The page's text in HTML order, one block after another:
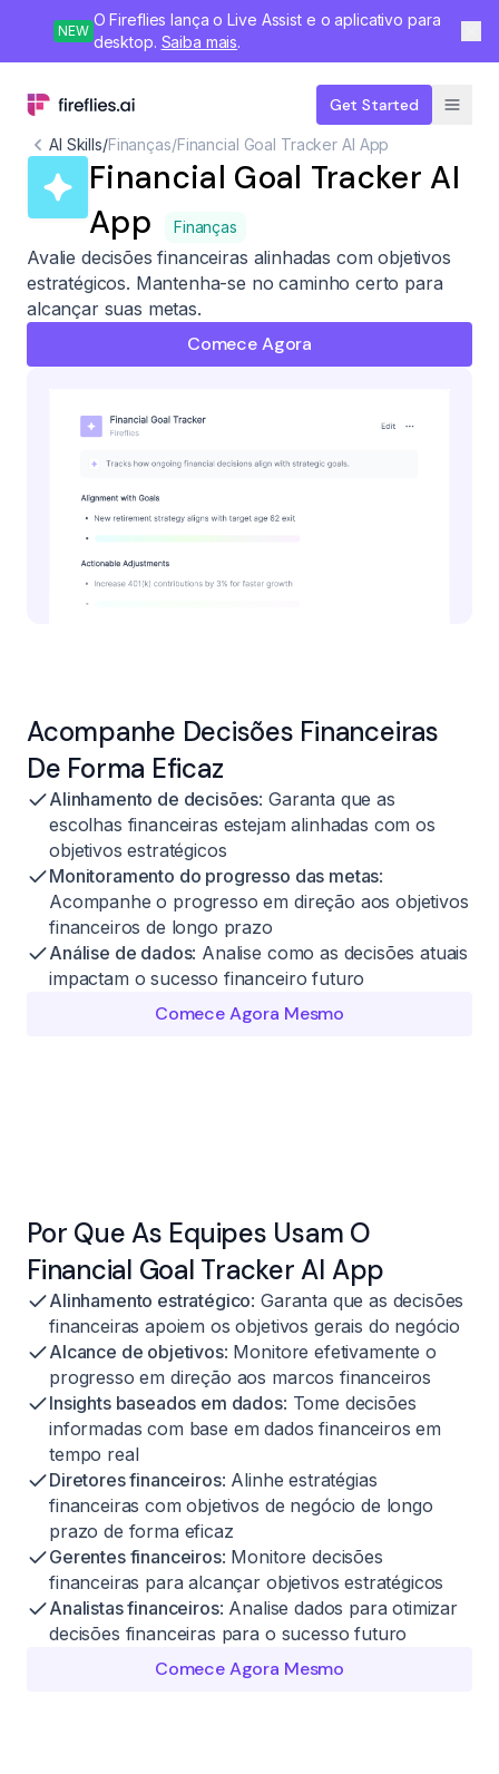
NEW
O Fireflies lança o Live Assist e o aplicativo para
desktop. Saiba mais.
Get Started
AI Skills/Finanças/Financial Goal Tracker AI App
Financial Goal Tracker AI
App
Finanças
Avalie decisões financeiras alinhadas com objetivos
estratégicos. Mantenha-se no caminho certo para
alcançar suas metas.
Comece Agora
Acompanhe Decisões Financeiras
De Forma Eficaz
Alinhamento de decisões: Garanta que as
escolhas financeiras estejam alinhadas com os
objetivos estratégicos
Monitoramento do progresso das metas:
Acompanhe o progresso em direção aos objetivos
financeiros de longo prazo
Análise de dados: Analise como as decisões atuais
impactam o sucesso financeiro futuro
Comece Agora Mesmo
Por Que As Equipes Usam O
Financial Goal Tracker AI App
Alinhamento estratégico: Garanta que as decisões
financeiras apoiem os objetivos gerais do negócio
Alcance de objetivos: Monitore efetivamente o
progresso em direção aos marcos financeiros
Insights baseados em dados: Tome decisões
informadas com base em dados financeiros em
tempo real
Diretores financeiros: Alinhe estratégias
financeiras com objetivos de negócio de longo
prazo de forma eficaz
Gerentes financeiros: Monitore decisões
financeiras para alcançar objetivos estratégicos
Analistas financeiros: Analise dados para otimizar
decisões financeiras para o sucesso futuro
Comece Agora Mesmo